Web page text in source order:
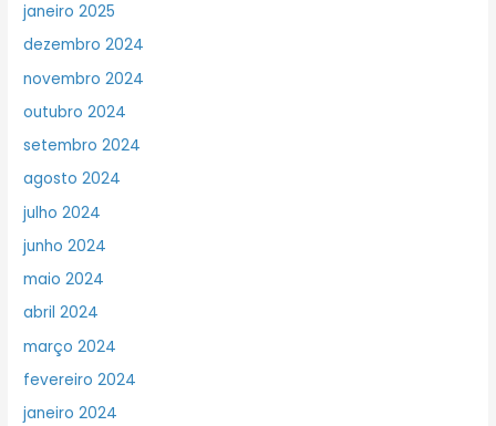
janeiro 2025
dezembro 2024
novembro 2024
outubro 2024
setembro 2024
agosto 2024
julho 2024
junho 2024
maio 2024
abril 2024
março 2024
fevereiro 2024
janeiro 2024